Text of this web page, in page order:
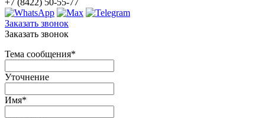
+7 (8422) 50-55-77
Заказать звонок
Заказать звонок
Тема сообщения*
Уточнение
Имя*